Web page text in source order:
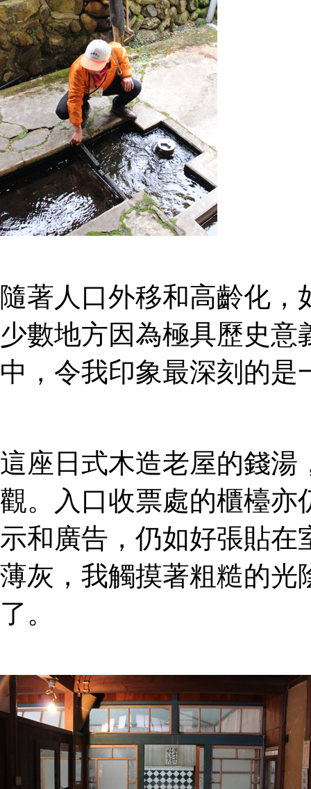
隨著人口外移和高齡化
少數地方因為極具歷史
中，令我印象最深刻的是
這座日式木造老屋的錢湯
觀。入口收票處的櫃檯亦
示和廣告，仍如好張貼在
薄灰，我觸摸著粗糙的光
了。